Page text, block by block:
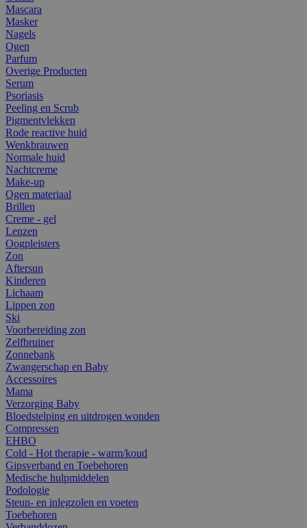
Mascara
Masker
Nagels
Ogen
Parfum
Overige Producten
Serum
Psoriasis
Peeling en Scrub
Pigmentvlekken
Rode reactive huid
Wenkbrauwen
Normale huid
Nachtcreme
Make-up
Ogen materiaal
Brillen
Creme - gel
Lenzen
Oogpleisters
Zon
Aftersun
Kinderen
Lichaam
Lippen zon
Ski
Voorbereiding zon
Zelfbruiner
Zonnebank
Zwangerschap en Baby
Accessoires
Mama
Verzorging Baby
Bloedstelping en uitdrogen wonden
Compressen
EHBO
Cold - Hot therapie - warm/koud
Gipsverband en Toebehoren
Medische hulpmiddelen
Podologie
Steun- en inlegzolen en voeten
Toebehoren